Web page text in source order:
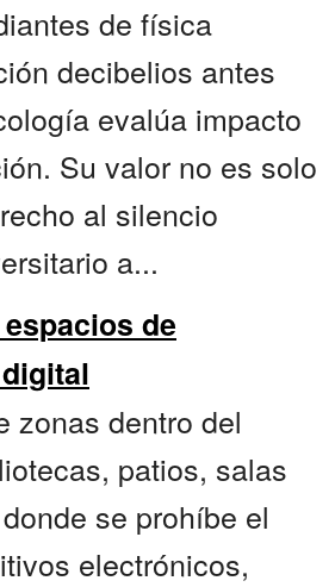
de física
decibelios antes
evalúa impacto
Su valor no es solo
al silencio
a...
de
zonas dentro del
patios, salas
se prohíbe el
electrónicos,